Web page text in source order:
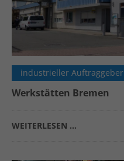
industrieller Auftraggeber
Werkstätten Bremen
WEITERLESEN …